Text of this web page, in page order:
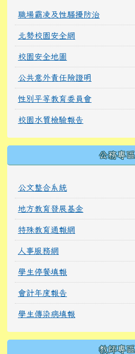
職場霸凌及性騷擾防治
北勢校園安全網
校園安全地圖
公共意外責任險證明
性別平等教育委員會
校園水質檢驗報告
公務專區
公文整合系統
地方教育發展基金
特殊教育通報網
人事服務網
學生停餐填報
會計年度報告
學生傳染病填報
教師專區